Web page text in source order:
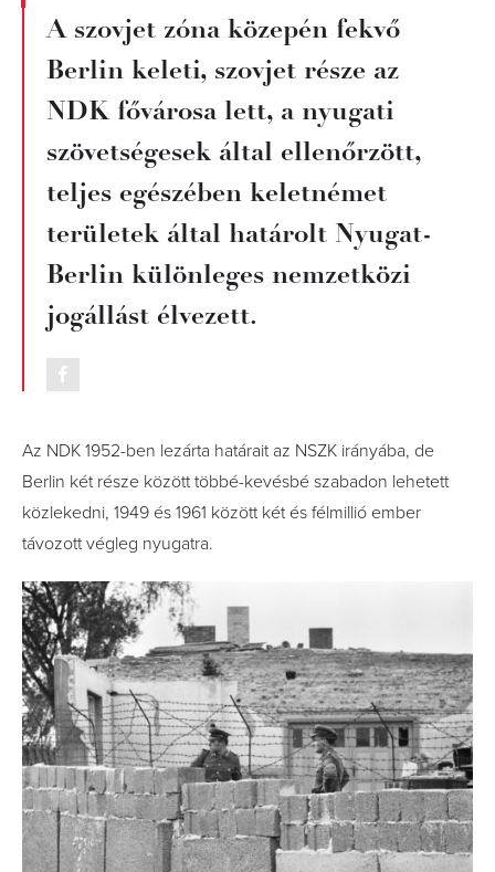
A szovjet zóna közepén fekvő
Berlin keleti, szovjet része az
NDK fővárosa lett, a nyugati
szövetségesek által ellenőrzött,
teljes egészében keletnémet
területek által határolt Nyugat-
Berlin különleges nemzetközi
jogállást élvezett.
Az NDK 1952-ben lezárta határait az NSZK irányába, de
Berlin két része között többé-kevésbé szabadon lehetett
közlekedni, 1949 és 1961 között két és félmillió ember
távozott végleg nyugatra.